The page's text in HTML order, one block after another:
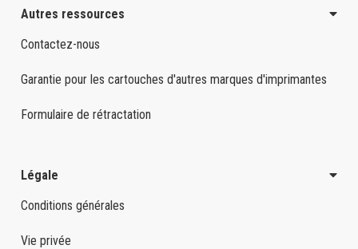
Autres ressources
Contactez-nous
Garantie pour les cartouches d'autres marques d'imprimantes
Formulaire de rétractation
Légale
Conditions générales
Vie privée